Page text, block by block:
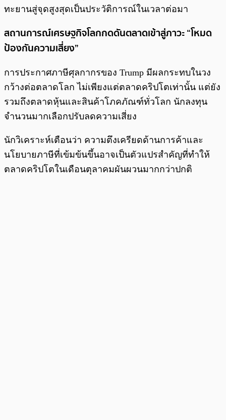
ทะยานสู่จุดสูงสุดเป็นประวัติการณ์ในเวลาต่อมา
สถานการณ์เศรษฐกิจโลกกดดันตลาดเข้าสู่ภาวะ “โหมด
ป้องกันความเสี่ยง”
การประกาศภาษีศุลกากรของ Trump มีผลกระทบในวง
กว้างต่อตลาดโลก ไม่เพียงแต่ตลาดคริปโตเท่านั้น แต่ยัง
รวมถึงตลาดหุ้นและสินค้าโภคภัณฑ์ทั่วโลก นักลงทุน
จำนวนมากเลือกปรับลดความเสี่ยง
นักวิเคราะห์เตือนว่า ความตึงเครียดด้านการค้าและ
นโยบายภาษีที่เข้มข้นขึ้นอาจเป็นตัวแปรสำคัญที่ทำให้
ตลาดคริปโตในเดือนตุลาคมผันผวนมากกว่าปกติ